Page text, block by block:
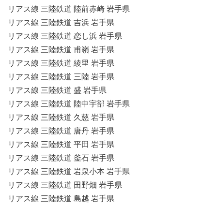
リアス線 三陸鉄道 陸前赤崎 岩手県
リアス線 三陸鉄道 吉浜 岩手県
リアス線 三陸鉄道 恋し浜 岩手県
リアス線 三陸鉄道 甫嶺 岩手県
リアス線 三陸鉄道 綾里 岩手県
リアス線 三陸鉄道 三陸 岩手県
リアス線 三陸鉄道 盛 岩手県
リアス線 三陸鉄道 陸中宇部 岩手県
リアス線 三陸鉄道 久慈 岩手県
リアス線 三陸鉄道 唐丹 岩手県
リアス線 三陸鉄道 平田 岩手県
リアス線 三陸鉄道 釜石 岩手県
リアス線 三陸鉄道 岩泉小本 岩手県
リアス線 三陸鉄道 田野畑 岩手県
リアス線 三陸鉄道 島越 岩手県